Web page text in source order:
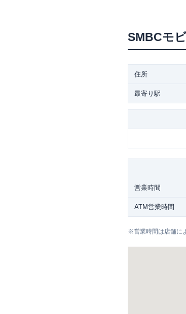
SMBCモ
住所
最寄り駅
営業時間
ATM営業時間
※営業時間は店舗に